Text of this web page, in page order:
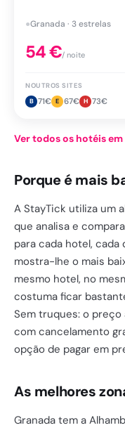
●Granada · 3 estrelas
54€/ noite
NOUTROS SITES
B 71€ E 67€ H 73€
Ver todos os hotéis
Porque é mais
A StayTick utiliza um
que analisa e
para cada hotel,
mostra-lhe o mais
mesmo hotel, no
costuma ficar
Sem truques: o
com cancelamento
opção de pagar em
As melhores
Granada tem a